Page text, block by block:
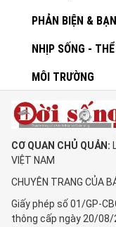
PHẢN BIỆN &
NHỊP SỐNG -
MÔI TRƯỜNG
CƠ QUAN CHỦ QUẢN:
VIỆT NAM
CHUYÊN TRANG CỦA
Giấy phép số 01/GP-
thông cấp ngày 20/08/